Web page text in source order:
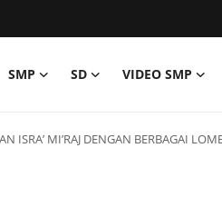
SMP SD VIDEO SMP
ISRA’ MI’RAJ DENGAN BERBAGAI